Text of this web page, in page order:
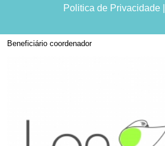
Politica de Privacidade|
Beneficiário coordenador